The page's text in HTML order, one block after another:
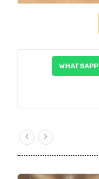
WHATSAPP